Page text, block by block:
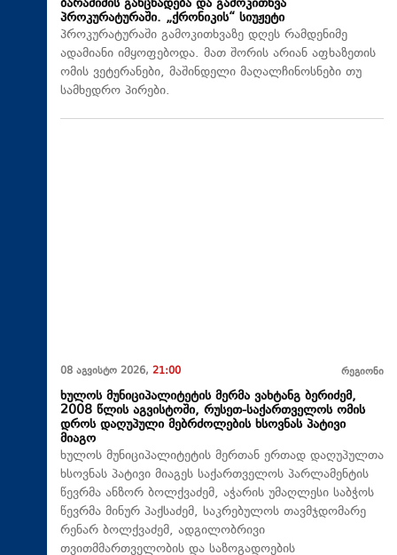
პროკურატურაში. „ქრონიკის“ სიუჟეტი
პროკურატურაში გამოკითხვაზე დღეს რამდენიმე
ადამიანი იმყოფებოდა. მათ შორის არიან აფხაზეთის
ომის ვეტერანები, მაშინდელი მაღალჩინოსნები თუ
სამხედრო პირები.
08 აგვისტო 2026, 21:00 რეგიონი
ხულოს მუნიციპალიტეტის მერმა ვახტანგ ბერიძემ,
2008 წლის აგვისტოში, რუსეთ-საქართველოს ომის
დროს დაღუპული მებრძოლების ხსოვნას პატივი
მიაგო
ხულოს მუნიციპალიტეტის მერთან ერთად დაღუპულთა
ხსოვნას პატივი მიაგეს საქართველოს პარლამენტის
წევრმა ანზორ ბოლქვაძემ, აჭარის უმაღლესი საბჭოს
წევრმა მინურ პაქსაძემ, საკრებულოს თავმჯდომარე
რენარ ბოლქვაძემ, ადგილობრივი
თვითმმართველობის და საზოგადოების